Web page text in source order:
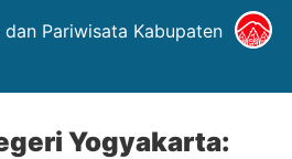
Pariwisata Kabupaten
Yogyakarta: